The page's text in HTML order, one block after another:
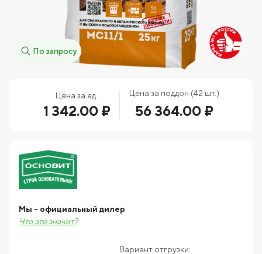
По запросу
Цена за ед.
1 342.00 ₽
Цена за поддон (42 шт.)
56 364.00 ₽
Вариант отгрузки:
Мы - официальный дилер
Что это значит?